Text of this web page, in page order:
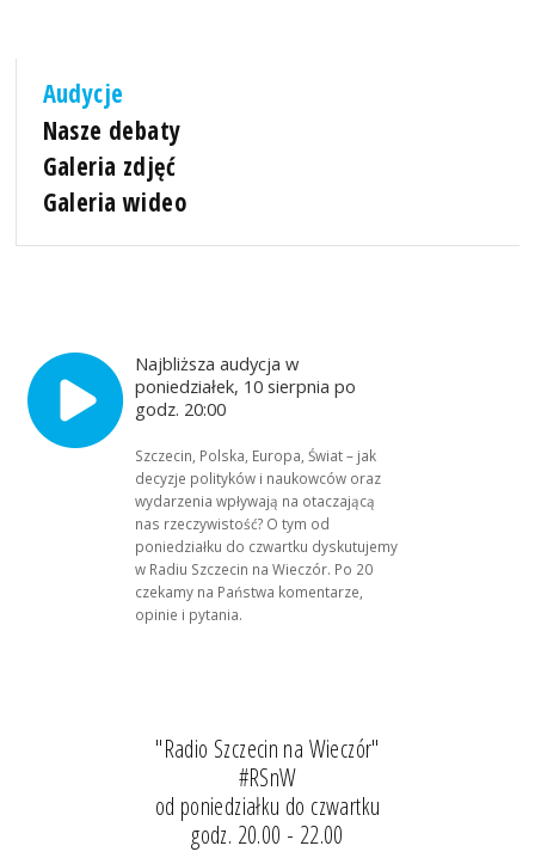
Audycje
Nasze debaty
Galeria zdjęć
Galeria wideo
Najbliższa audycja w
poniedziałek, 10 sierpnia po
godz. 20:00
Szczecin, Polska, Europa, Świat – jak
decyzje polityków i naukowców oraz
wydarzenia wpływają na otaczającą
nas rzeczywistość? O tym od
poniedziałku do czwartku dyskutujemy
w Radiu Szczecin na Wieczór. Po 20
czekamy na Państwa komentarze,
opinie i pytania.
"Radio Szczecin na Wieczór"
#RSnW
od poniedziałku do czwartku
godz. 20.00 - 22.00